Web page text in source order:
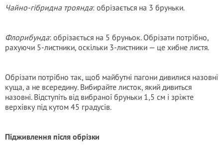
Чайно-гібридна троянда: обрізається на 3 бруньки.
Флорибунда: обрізається на 5 бруньок. Обрізати потрібно,
рахуючи 5-листники, оскільки 3-листники — це хибне листя.
Обрізати потрібно так, щоб майбутні пагони дивилися назовні
куща, а не всередину. Вибирайте листок, який дивиться
назовні. Відступіть від вибраної бруньки 1,5 см і зріжте
верхівку під кутом 45 градусів.
Підживлення після обрізки